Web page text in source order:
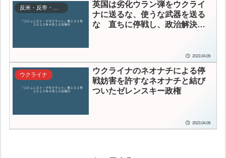
反米・反帝・反植民地主義
英国は劣化ウラン弾をウクライ
ナに送るな、使うな武器を送る
な 直ちに停戦し、政治解決せ
2023.04.09
ウクライナ
ウクライナのネオナチによる停
戦妨害を許すなネオナチと結び
ついたゼレンスキー政権
2023.04.09